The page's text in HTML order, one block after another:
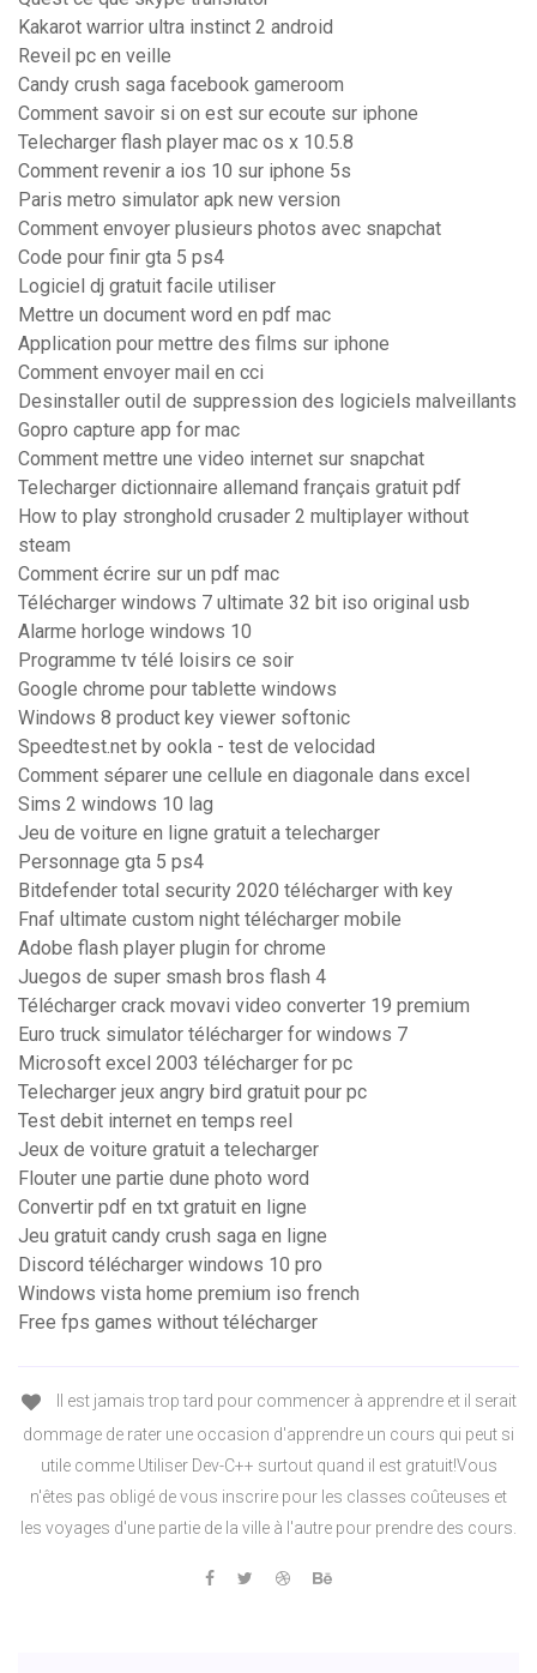
Kakarot warrior ultra instinct 2 android
Reveil pc en veille
Candy crush saga facebook gameroom
Comment savoir si on est sur ecoute sur iphone
Telecharger flash player mac os x 10.5.8
Comment revenir a ios 10 sur iphone 5s
Paris metro simulator apk new version
Comment envoyer plusieurs photos avec snapchat
Code pour finir gta 5 ps4
Logiciel dj gratuit facile utiliser
Mettre un document word en pdf mac
Application pour mettre des films sur iphone
Comment envoyer mail en cci
Desinstaller outil de suppression des logiciels malveillants
Gopro capture app for mac
Comment mettre une video internet sur snapchat
Telecharger dictionnaire allemand français gratuit pdf
How to play stronghold crusader 2 multiplayer without
steam
Comment écrire sur un pdf mac
Télécharger windows 7 ultimate 32 bit iso original usb
Alarme horloge windows 10
Programme tv télé loisirs ce soir
Google chrome pour tablette windows
Windows 8 product key viewer softonic
Speedtest.net by ookla - test de velocidad
Comment séparer une cellule en diagonale dans excel
Sims 2 windows 10 lag
Jeu de voiture en ligne gratuit a telecharger
Personnage gta 5 ps4
Bitdefender total security 2020 télécharger with key
Fnaf ultimate custom night télécharger mobile
Adobe flash player plugin for chrome
Juegos de super smash bros flash 4
Télécharger crack movavi video converter 19 premium
Euro truck simulator télécharger for windows 7
Microsoft excel 2003 télécharger for pc
Telecharger jeux angry bird gratuit pour pc
Test debit internet en temps reel
Jeux de voiture gratuit a telecharger
Flouter une partie dune photo word
Convertir pdf en txt gratuit en ligne
Jeu gratuit candy crush saga en ligne
Discord télécharger windows 10 pro
Windows vista home premium iso french
Free fps games without télécharger
Il est jamais trop tard pour commencer à apprendre et il serait
dommage de rater une occasion d'apprendre un cours qui peut si
utile comme Utiliser Dev-C++ surtout quand il est gratuit!Vous
n'êtes pas obligé de vous inscrire pour les classes coûteuses et
les voyages d'une partie de la ville à l'autre pour prendre des cours.